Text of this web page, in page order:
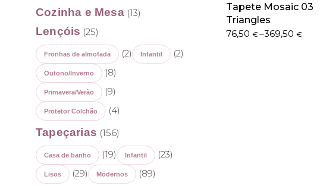
Tapete Mosaic 03
Triangles
76,50 €–369,50€
Price
Cozinha e Mesa (13)
Lençóis (25)
Fronhas de almofada (2) Infantil (2)
Outono/Inverno (8)
Primavera/Verão (9)
Protetor Colchão (4)
Tapeçarias (156)
Casa de banho (19) Infantil (23)
Lisos (29) Modernos (89)